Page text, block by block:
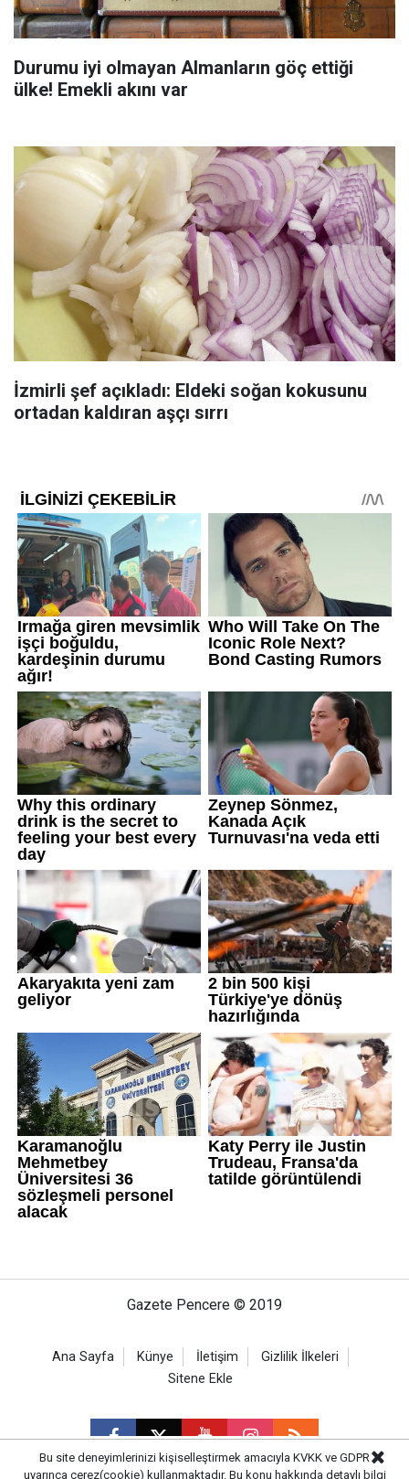
Durumu iyi olmayan Almanların göç ettiği
ülke! Emekli akını var
İzmirli şef açıkladı: Eldeki soğan kokusunu
ortadan kaldıran aşçı sırrı
Gazete Pencere © 2019
Ana Sayfa Künye İletişim
Gizlilik İlkeleri
Sitene Ekle
Bu site deneyimlerinizi kişiselleştirmek amacıyla KVKK ve GDPR
uyarınca çerez(cookie) kullanmaktadır. Bu konu hakkında detaylı bilgi